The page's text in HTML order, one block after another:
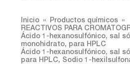
Inicio
Productos químicos
REACTIVOS PARA
Ácido 1-hexanosulfónico, sal
monohidrato, para HPLC
Ácido 1-hexanosulfónico, sal
para HPLC, Sodio 1-